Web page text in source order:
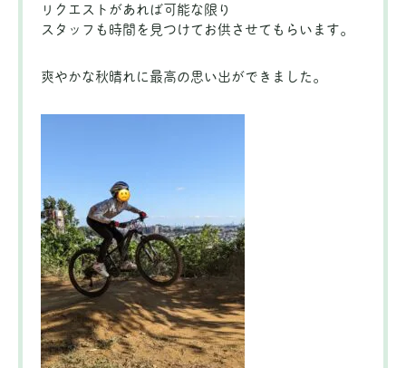
リクエストがあれば可能な限り
スタッフも時間を見つけてお供させてもらいます。
爽やかな秋晴れに最高の思い出ができました。